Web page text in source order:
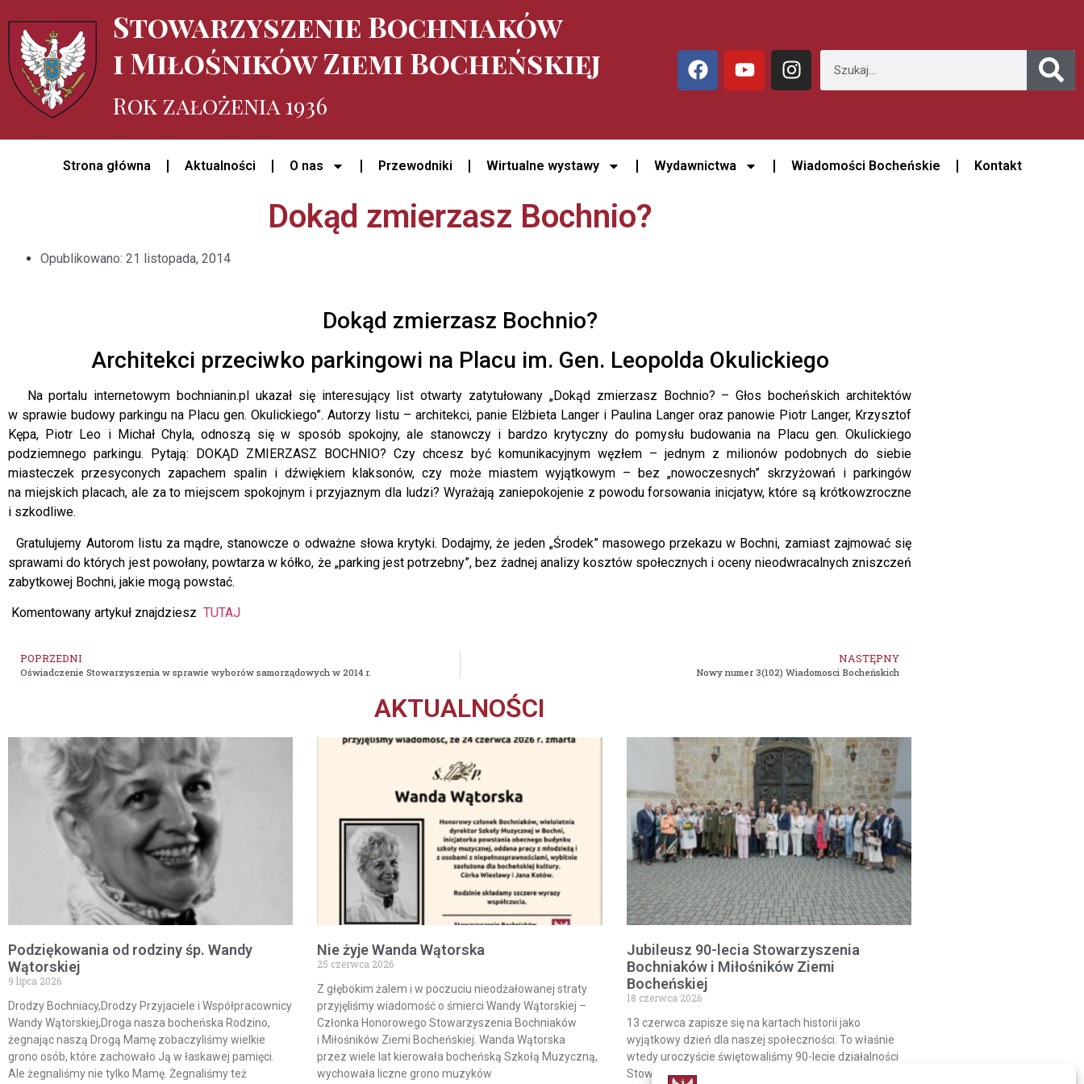
Stowarzyszenie Bochniaków
i Miłośników Ziemi Bocheńskiej
Rok założenia 1936
Strona główna Aktualności O nas Przewodniki Wirtualne wystawy Wydawnictwa Wiadomości Bocheńskie Kontakt
Dokąd zmierzasz Bochnio?
Opublikowano: 21 listopada, 2014
Dokąd zmierzasz Bochnio?
Architekci przeciwko parkingowi na Placu im. Gen. Leopolda Okulickiego
Na portalu internetowym bochnianin.pl ukazał się interesujący list otwarty zatytułowany „Dokąd zmierzasz Bochnio? – Głos bocheńskich architektów
w sprawie budowy parkingu na Placu gen. Okulickiego”. Autorzy listu – architekci, panie Elżbieta Langer i Paulina Langer oraz panowie Piotr Langer, Krzysztof
Kępa, Piotr Leo i Michał Chyla, odnoszą się w sposób spokojny, ale stanowczy i bardzo krytyczny do pomysłu budowania na Placu gen. Okulickiego
podziemnego parkingu. Pytają: DOKĄD ZMIERZASZ BOCHNIO? Czy chcesz być komunikacyjnym węzłem – jednym z milionów podobnych do siebie
miasteczek przesyconych zapachem spalin i dźwiękiem klaksonów, czy może miastem wyjątkowym – bez „nowoczesnych” skrzyżowań i parkingów
na miejskich placach, ale za to miejscem spokojnym i przyjaznym dla ludzi? Wyrażają zaniepokojenie z powodu forsowania inicjatyw, które są krótkowzroczne
i szkodliwe.
Gratulujemy Autorom listu za mądre, stanowcze o odważne słowa krytyki. Dodajmy, że jeden „Środek” masowego przekazu w Bochni, zamiast zajmować się
sprawami do których jest powołany, powtarza w kółko, że „parking jest potrzebny”, bez żadnej analizy kosztów społecznych i oceny nieodwracalnych zniszczeń
zabytkowej Bochni, jakie mogą powstać.
Komentowany artykuł znajdziesz TUTAJ
POPRZEDNI
Oświadczenie Stowarzyszenia w sprawie wyborów samorządowych w 2014 r.
NASTĘPNY
Nowy numer 3(102) Wiadomosci Bocheńskich
AKTUALNOŚCI
Podziękowania od rodziny śp. Wandy
Wątorskiej
9 lipca 2026
Drodzy Bochniacy,Drodzy Przyjaciele i Współpracownicy
Wandy Wątorskiej,Droga nasza bocheńska Rodzino,
żegnając naszą Drogą Mamę zobaczyliśmy wielkie
grono osób, które zachowało Ją w łaskawej pamięci.
Ale żegnaliśmy nie tylko Mamę. Żegnaliśmy też
Nie żyje Wanda Wątorska
25 czerwca 2026
Z głębokim żalem i w poczuciu nieodżałowanej straty
przyjęliśmy wiadomość o śmierci Wandy Wątorskiej –
Członka Honorowego Stowarzyszenia Bochniaków
i Miłośników Ziemi Bocheńskiej. Wanda Wątorska
przez wiele lat kierowała bocheńską Szkołą Muzyczną,
wychowała liczne grono muzyków
Jubileusz 90-lecia Stowarzyszenia
Bochniaków i Miłośników Ziemi
Bocheńskiej
18 czerwca 2026
13 czerwca zapisze się na kartach historii jako
wyjątkowy dzień dla naszej społeczności. To właśnie
wtedy uroczyście świętowaliśmy 90-lecie działalności
Stowarzyszenia Bochniaków i Miłośników Ziemi